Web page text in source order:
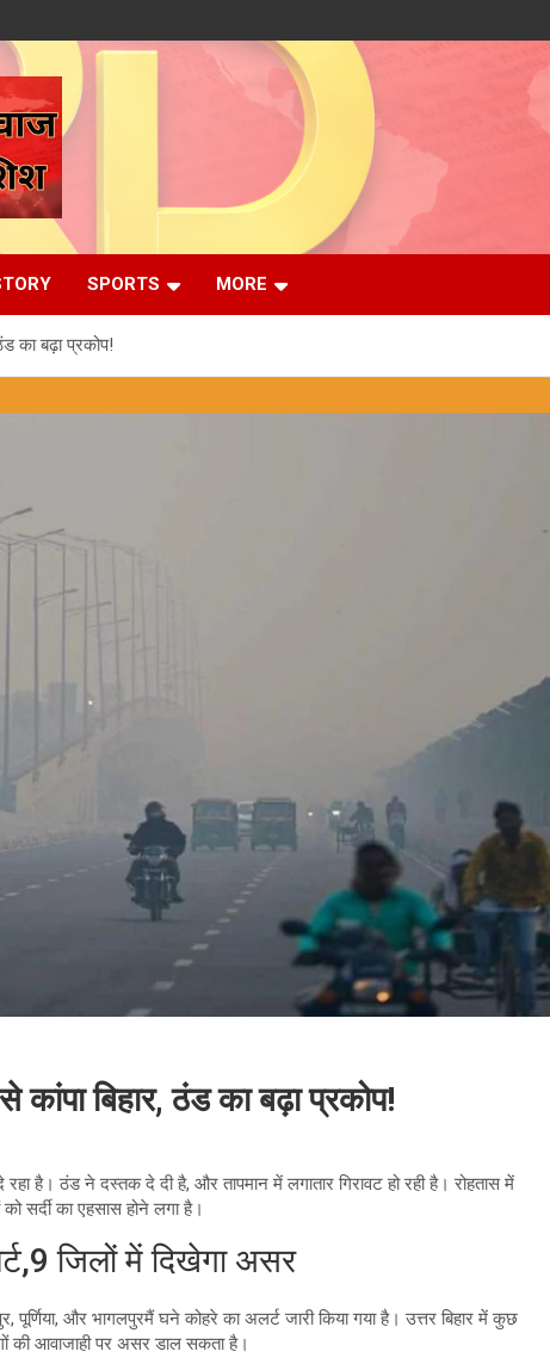
SPORTS MORE
का बढ़ा प्रकोप!
बिहार, ठंड का बढ़ा प्रकोप!
है। ठंड ने दस्तक दे दी है, और तापमान में लगातार गिरावट हो रही है। रोहतास में
सर्दी का एहसास होने लगा है।
जिलों में दिखेगा असर
और भागलपुरमैं घने कोहरे का अलर्ट जारी किया गया है। उत्तर बिहार में कुछ
की आवाजाही पर असर डाल सकता है।